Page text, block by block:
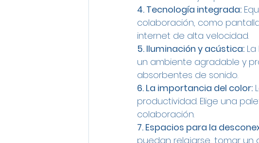
4. Tecnología integrada:
colaboración, como
internet de alta velocidad.
5. Iluminación y acústica:
un ambiente agradable y
absorbentes de sonido.
6. La importancia del color:
productividad. Elige una
colaboración.
7. Espacios para la
puedan relajarse, tomar un